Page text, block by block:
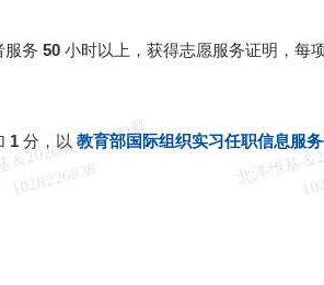
服务 50 小时以上，获得志愿服务证明，每
1 分，以教育部国际组织实习任职信息服
维
8